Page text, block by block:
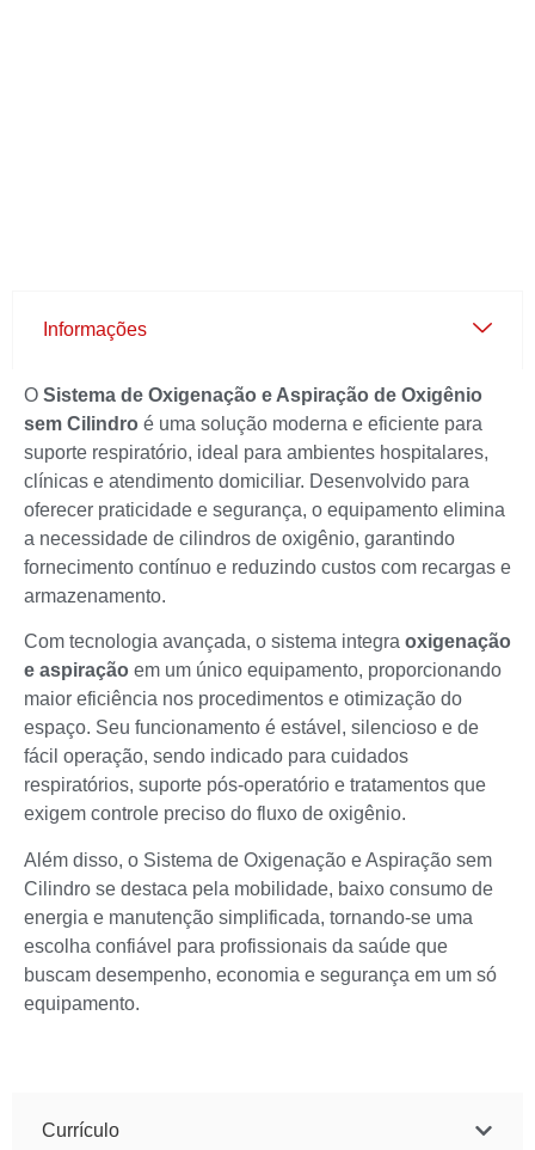
Informações
Currículo
O Sistema de Oxigenação e Aspiração de Oxigênio
sem Cilindro é uma solução moderna e eficiente para
suporte respiratório, ideal para ambientes hospitalares,
clínicas e atendimento domiciliar. Desenvolvido para
oferecer praticidade e segurança, o equipamento elimina
a necessidade de cilindros de oxigênio, garantindo
fornecimento contínuo e reduzindo custos com recargas e
armazenamento.
Com tecnologia avançada, o sistema integra oxigenação
e aspiração em um único equipamento, proporcionando
maior eficiência nos procedimentos e otimização do
espaço. Seu funcionamento é estável, silencioso e de
fácil operação, sendo indicado para cuidados
respiratórios, suporte pós-operatório e tratamentos que
exigem controle preciso do fluxo de oxigênio.
Além disso, o Sistema de Oxigenação e Aspiração sem
Cilindro se destaca pela mobilidade, baixo consumo de
energia e manutenção simplificada, tornando-se uma
escolha confiável para profissionais da saúde que
buscam desempenho, economia e segurança em um só
equipamento.